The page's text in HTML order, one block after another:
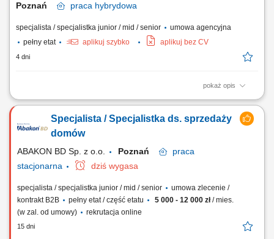
Poznań
praca hybrydowa
specjalista / specjalistka junior / mid / senior
umowa agencyjna
pełny etat
aplikuj szybko aplikuj bez CV
4 dni
pokaż opis
Zakres obowiązków: aktywne pozyskiwanie oraz obsługa klientów
formie bezpośredniej, telefonicznej lub online, analiza potrzeb klientów
oraz dobór odpowiednich rozwiązań ubezpieczeniowych, budowanie
Specjalista / Specjalistka ds. sprzedaży
domów
ABAKON BD Sp. z o.o. Poznań
praca
stacjonarna
dziś wygasa
specjalista / specjalistka junior / mid / senior
umowa zlecenie /
kontrakt B2B
pełny etat / część etatu 5 000 - 12 000 zł/ mies.
(w zal. od umowy)
rekrutacja online
15 dni